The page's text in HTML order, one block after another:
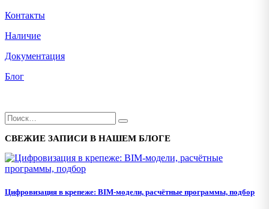
Контакты
Наличие
Документация
Блог
СВЕЖИЕ ЗАПИСИ В НАШЕМ БЛОГЕ
Цифровизация в крепеже: BIM-модели, расчётные программы, подбор